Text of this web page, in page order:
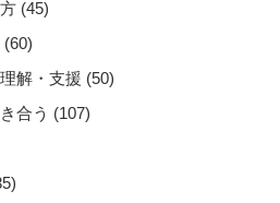
(45)
(60)
解・支援 (50)
合う (107)